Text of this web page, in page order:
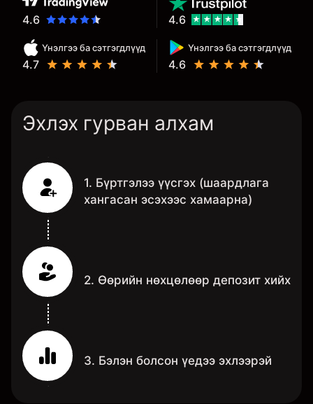
4.6
Үнэлгээ ба сэтгэгдлүүд
4.7
Үнэлгээ ба сэтгэгдлүүд
4.6
4.6
Эхлэх гурван алхам
1. Бүртгэлээ үүсгэх (шаардлага
хангасан эсэхээс хамаарна)
2. Өөрийн нөхцөлөөр депозит хийх
3. Бэлэн болсон үедээ эхлээрэй